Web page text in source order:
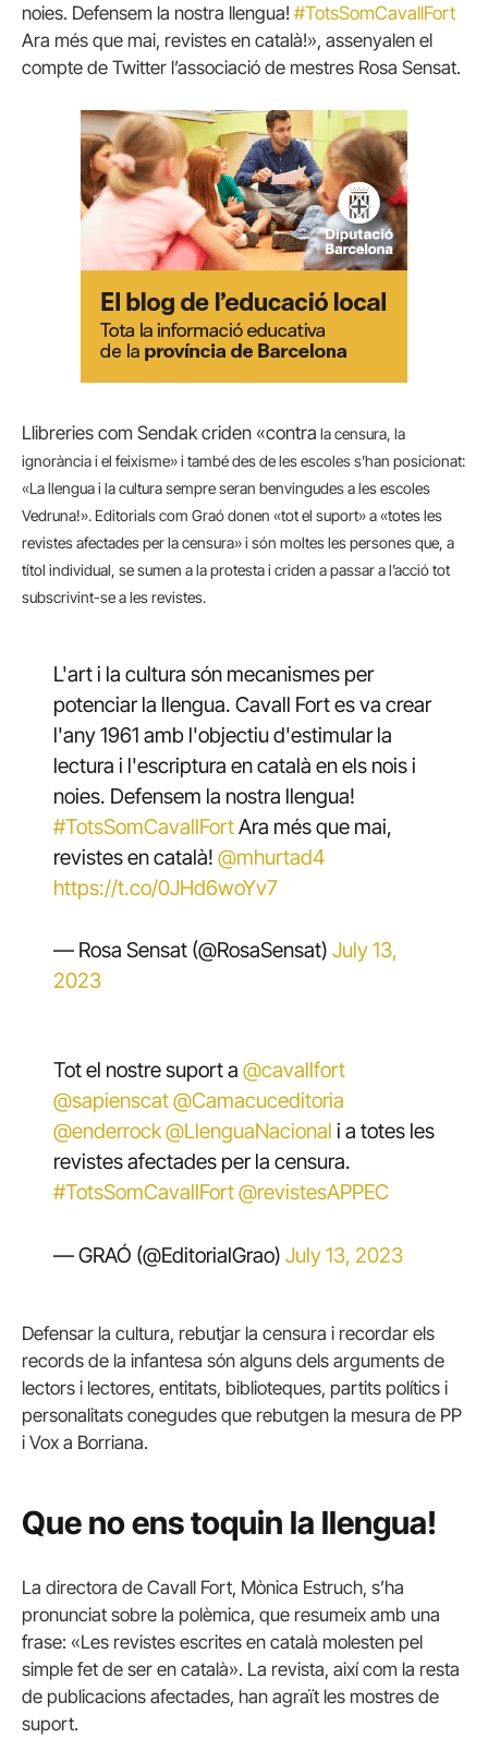
noies. Defensem la nostra llengua! #TotsSomCavallFort
Ara més que mai, revistes en català!», assenyalen el
compte de Twitter l’associació de mestres Rosa Sensat.
Llibreries com Sendak criden «contra la censura, la
ignorància i el feixisme» i també des de les escoles s’han posicionat:
«La llengua i la cultura sempre seran benvingudes a les escoles
Vedruna!». Editorials com Graó donen «tot el suport» a «totes les
revistes afectades per la censura» i són moltes les persones que, a
títol individual, se sumen a la protesta i criden a passar a l’acció tot
subscrivint-se a les revistes.
L'art i la cultura són mecanismes per
potenciar la llengua. Cavall Fort es va crear
l'any 1961 amb l'objectiu d'estimular la
lectura i l'escriptura en català en els nois i
noies. Defensem la nostra llengua!
#TotsSomCavallFortAra més que mai,
revistes en català! @mhurtad4
https://t.co/0JHd6woYv7
— Rosa Sensat (@RosaSensat) July 13,
2023
Tot el nostre suport a @cavallfort
@sapienscat@Camacuceditoria
@enderrock@LlenguaNacional i a totes les
revistes afectades per la censura.
#TotsSomCavallFort@revistesAPPEC
— GRAÓ (@EditorialGrao) July 13, 2023
Defensar la cultura, rebutjar la censura i recordar els
records de la infantesa són alguns dels arguments de
lectors i lectores, entitats, biblioteques, partits polítics i
personalitats conegudes que rebutgen la mesura de PP
i Vox a Borriana.
Que no ens toquin la llengua!
La directora de Cavall Fort, Mònica Estruch, s’ha
pronunciat sobre la polèmica, que resumeix amb una
frase: «Les revistes escrites en català molesten pel
simple fet de ser en català». La revista, així com la resta
de publicacions afectades, han agraït les mostres de
suport.